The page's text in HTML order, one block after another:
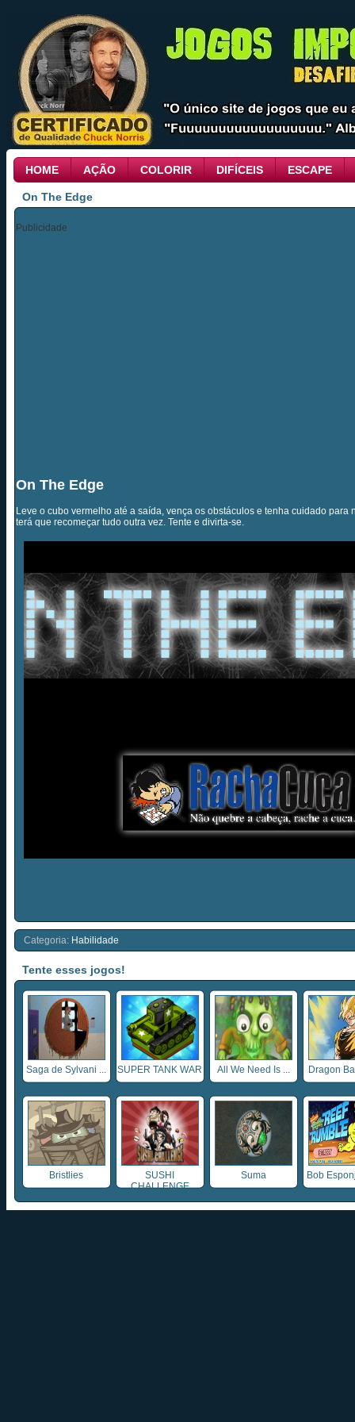
HOME AÇÃO COLORIR DIFÍCEIS ESCAPE
On The Edge
Publicidade
On The Edge
Leve o cubo vermelho até a saída, vença os obstáculos e tenha cuidado para
terá que recomeçar tudo outra vez. Tente e divirta-se.
Categoria: Habilidade
Tente esses jogos!
Saga de Sylvani ... SUPER TANK WAR All We Need Is ... Dragon
Bristlies
SUSHI
CHALLENGE
Suma Bob